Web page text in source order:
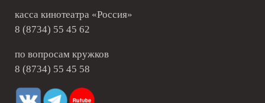
касса кинотеатра «Россия»
8 (8734) 55 45 62
по вопросам кружков
8 (8734) 55 45 58